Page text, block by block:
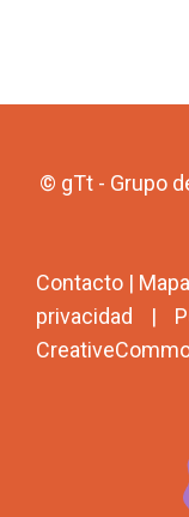
© gTt - Grupo
Contacto |
privacidad |